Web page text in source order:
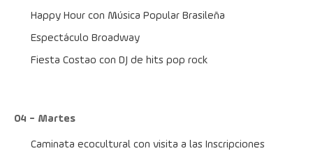
Happy Hour con Música Popular Brasileña
Espectáculo Broadway
Fiesta Costao con DJ de hits pop rock
04 - Martes
Caminata ecocultural con visita a las Inscripciones